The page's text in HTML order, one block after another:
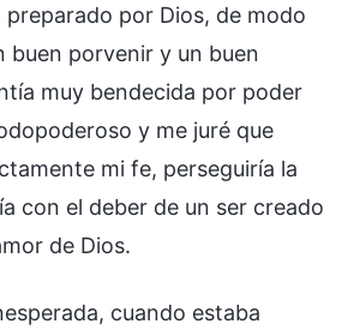
por Dios, de modo
buen porvenir y un buen
muy bendecida por poder
y me juré que
mi fe, perseguiría la
con el deber de un ser creado
de Dios.
cuando estaba